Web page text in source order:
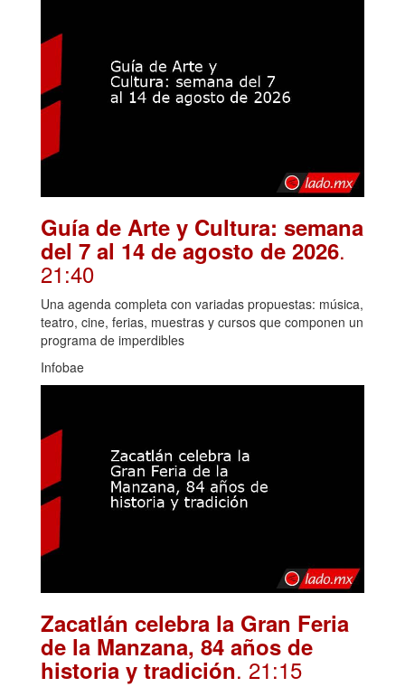
Guía de Arte y Cultura: semana
del 7 al 14 de agosto de 2026.
21:40
Una agenda completa con variadas propuestas: música,
teatro, cine, ferias, muestras y cursos que componen un
programa de imperdibles
Infobae
Zacatlán celebra la Gran Feria
de la Manzana, 84 años de
historia y tradición. 21:15